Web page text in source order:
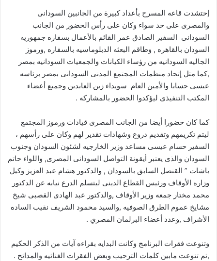
إحتشدت قاعه المسرح بأعداد كبيرة من الجانبين السودانى
والمصرى على حد سواء وكان على رأس الحضور من الجانب
السودانى السفير الصادق عمر القائم بالأعمال بسفاره جمهوريه
السودان بالقاهره , وطاقم البعثه الدبلوماسيه بالسفاره ,ورموز
الجاليه السودانيه من رؤساء الكيانات والجمعيات السودانيه بمصر
,كما مثل إتحاد منظمات المجتمع المدنى السودانى بمصر برئاسه
عيسى حسابا والأمين العام سويداء زين العابدين وجميع أعضاء
المكتب التنفيذى ليؤكدوا الحضور بالمشاركه .
كما كان حضورا أيضا من الجانب المصرى قيادات ورموز المجتمع
ليتم تكريمهم وتقديم دروع وشهادات تقدير لهم وكان على رأسهم ،
السفير حسام عيسى مساعد وزير الخارجيه لشئون السودان وجنوب
السودان والذى يعتبر أيقونة التواصل السودانى المصرى, واللواء حاتم
باشات ” القنصل السابق بالسودان , والدكتور هشام عبد العزيز وكيل
وزاره الأوقاف ورئيس القطاع الدينى ليتسلم الدرع نيابه عن الدكتور
محمد مختار جمعه وزير الأوقاف ,والدكتور عبد الهادى القصبى شيخ
مشايخ عموم الطرق الصوفيه ,والسيد محمود الشريف نقيب الساده
الأشراف ,وعدد أعضاء البرلمان المصري .
وتنوعت فقرات البرنامج وكانت البدايه بقراءه آيات من الذكر الحكيم
,ثم تنوعت مابين كلمات الترحيب وبعض الفقرات الغنائيه والمدائح .